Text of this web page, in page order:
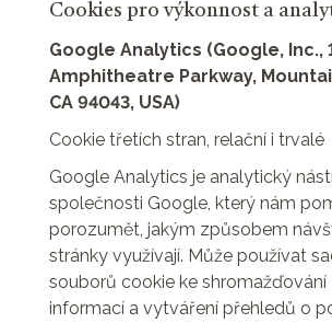
Cookies pro výkonnost a
Google Analytics (Google, Inc.,
Amphitheatre Parkway,
CA 94043, USA)
Cookie třetích stran, relační i trvalé
Google Analytics je analytický
společnosti Google, který nám
porozumět, jakým způsobem
stránky využívají. Může používat
souborů cookie ke shromažďování
informací a vytváření přehledů o